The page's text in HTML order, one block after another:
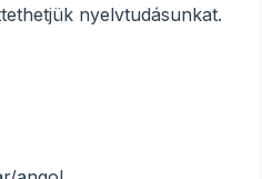
nyelvtudásunkat.